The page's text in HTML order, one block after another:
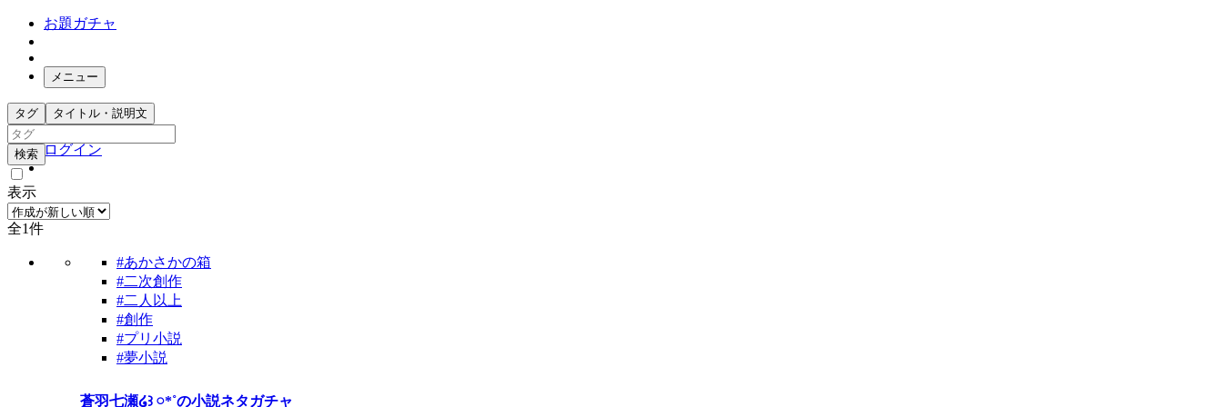
お題ガチャ
メニュー
お題箱
ガチャ検索
ログイン
タグ タイトル・説明文
検索
表示
全1件
#あかさかの箱
#二次創作
#二人以上
#創作
#プリ小説
#夢小説
蒼羽七瀬໒꒱ 𓏸*˚の小説ネタガチャ